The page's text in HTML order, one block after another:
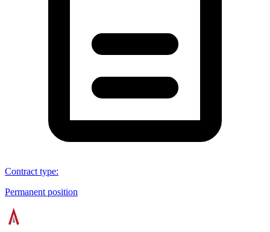
Contract type:
Permanent position